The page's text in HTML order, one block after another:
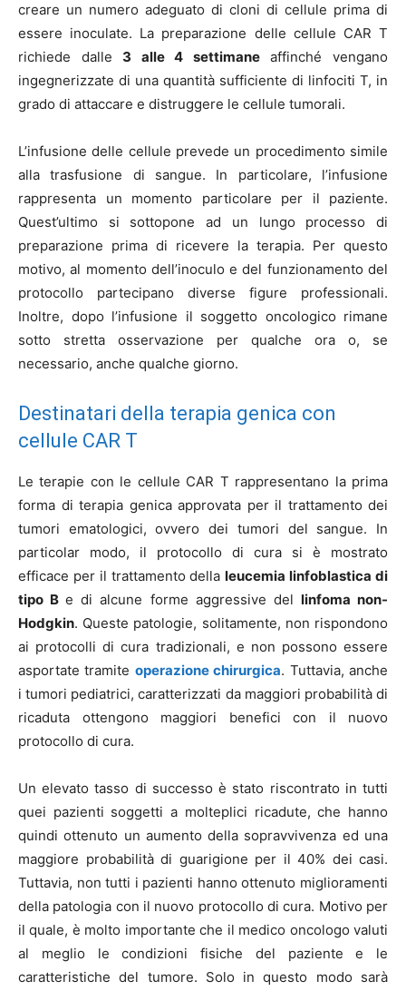
creare un numero adeguato di cloni di cellule prima di
essere inoculate. La preparazione delle cellule CAR T
richiede dalle 3 alle 4 settimaneaffinché vengano
ingegnerizzate di una quantità sufficiente di linfociti T, in
grado di attaccare e distruggere le cellule tumorali.
L’infusione delle cellule prevede un procedimento simile
alla trasfusione di sangue. In particolare, l’infusione
rappresenta un momento particolare per il paziente.
Quest’ultimo si sottopone ad un lungo processo di
preparazione prima di ricevere la terapia. Per questo
motivo, al momento dell’inoculo e del funzionamento del
protocollo partecipano diverse figure professionali.
Inoltre, dopo l’infusione il soggetto oncologico rimane
sotto stretta osservazione per qualche ora o, se
necessario, anche qualche giorno.
Destinatari della terapia genica con
cellule CAR T
Le terapie con le cellule CAR T rappresentano la prima
forma di terapia genica approvata per il trattamento dei
tumori ematologici, ovvero dei tumori del sangue. In
particolar modo, il protocollo di cura si è mostrato
efficace per il trattamento dellaleucemia linfoblastica di
tipo Be di alcune forme aggressive del linfoma non-
Hodgkin. Queste patologie, solitamente, non rispondono
ai protocolli di cura tradizionali, e non possono essere
asportate tramite operazione chirurgica. Tuttavia, anche
i tumori pediatrici, caratterizzati da maggiori probabilità di
ricaduta ottengono maggiori benefici con il nuovo
protocollo di cura.
Un elevato tasso di successo è stato riscontrato in tutti
quei pazienti soggetti a molteplici ricadute, che hanno
quindi ottenuto un aumento della sopravvivenza ed una
maggiore probabilità di guarigione per il 40% dei casi.
Tuttavia, non tutti i pazienti hanno ottenuto miglioramenti
della patologia con il nuovo protocollo di cura. Motivo per
il quale, è molto importante che il medico oncologo valuti
al meglio le condizioni fisiche del paziente e le
caratteristiche del tumore. Solo in questo modo sarà